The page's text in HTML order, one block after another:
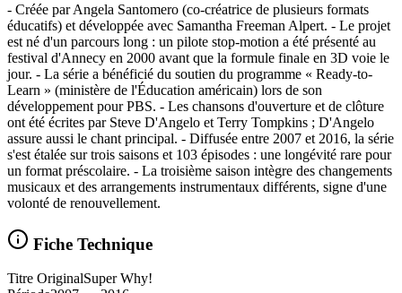
- Créée par Angela Santomero (co-créatrice de plusieurs formats
éducatifs) et développée avec Samantha Freeman Alpert. - Le projet
est né d'un parcours long : un pilote stop-motion a été présenté au
festival d'Annecy en 2000 avant que la formule finale en 3D voie le
jour. - La série a bénéficié du soutien du programme « Ready-to-
Learn » (ministère de l'Éducation américain) lors de son
développement pour PBS. - Les chansons d'ouverture et de clôture
ont été écrites par Steve D'Angelo et Terry Tompkins ; D'Angelo
assure aussi le chant principal. - Diffusée entre 2007 et 2016, la série
s'est étalée sur trois saisons et 103 épisodes : une longévité rare pour
un format préscolaire. - La troisième saison intègre des changements
musicaux et des arrangements instrumentaux différents, signe d'une
volonté de renouvellement.
Fiche Technique
Titre OriginalSuper Why!